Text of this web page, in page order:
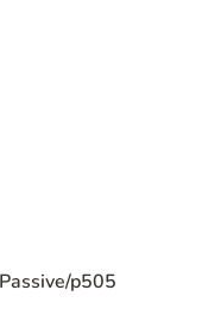
p505